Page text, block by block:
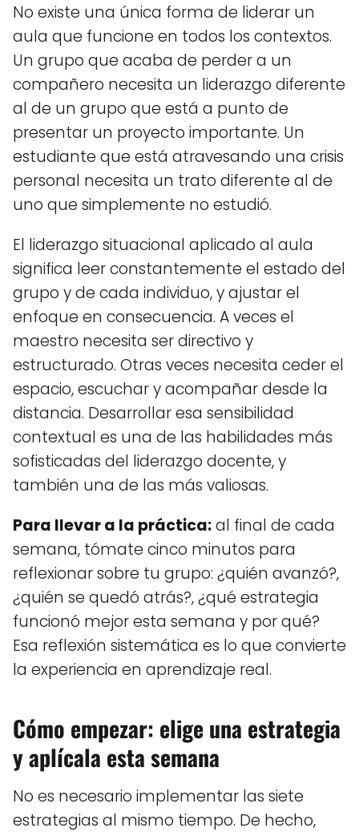
No existe una única forma de liderar un
aula que funcione en todos los contextos.
Un grupo que acaba de perder a un
compañero necesita un liderazgo diferente
al de un grupo que está a punto de
presentar un proyecto importante. Un
estudiante que está atravesando una crisis
personal necesita un trato diferente al de
uno que simplemente no estudió.
El liderazgo situacional aplicado al aula
significa leer constantemente el estado del
grupo y de cada individuo, y ajustar el
enfoque en consecuencia. A veces el
maestro necesita ser directivo y
estructurado. Otras veces necesita ceder el
espacio, escuchar y acompañar desde la
distancia. Desarrollar esa sensibilidad
contextual es una de las habilidades más
sofisticadas del liderazgo docente, y
también una de las más valiosas.
Para llevar a la práctica:al final de cada
semana, tómate cinco minutos para
reflexionar sobre tu grupo: ¿quién avanzó?,
¿quién se quedó atrás?, ¿qué estrategia
funcionó mejor esta semana y por qué?
Esa reflexión sistemática es lo que convierte
la experiencia en aprendizaje real.
Cómo empezar: elige una estrategia
y aplícala esta semana
No es necesario implementar las siete
estrategias al mismo tiempo. De hecho,